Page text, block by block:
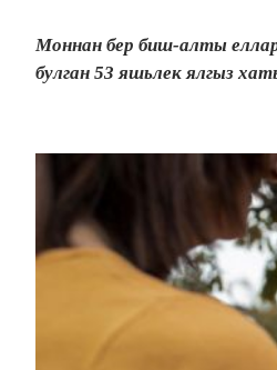
Моннан бер биш-алты
булган 53 яшьлек ялгыз